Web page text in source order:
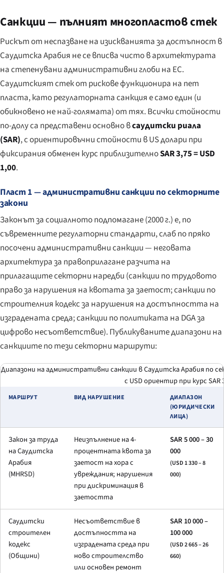
Санкции — пълният многопластов стек
Рискът от неспазване на изискванията за достъпност в
Саудитска Арабия не се вписва чисто в архитектурата
на степенувани административни глоби на ЕС.
Саудитският стек от рискове функционира на пет
пласта, като регулаторната санкция е само един (и
обикновено не най-голямата) от тях. Всички стойности
по-долу са представени основно всаудитски риала
(SAR), с ориентировъчни стойности в US долари при
фиксирания обменен курс приблизителноSAR 3,75 = USD
1,00.
Пласт 1 — административни санкции по секторните
закони
Законът за социалното подпомагане (2000 г.) е, по
съвременните регулаторни стандарти, слаб по пряко
посочени административни санкции — неговата
архитектура за правоприлагане разчита на
прилагащите секторни наредби (санкции по трудовото
право за нарушения на квотата за заетост; санкции по
строителния кодекс за нарушения на достъпността на
изградената среда; санкции по политиката на DGA за
цифрово несъответствие). Публикуваните диапазони на
санкциите по тези секторни маршрути:
Диапазони на административни санкции в Саудитска Арабия по
с USD ориентир при курс SAR
МАРШРУТ ВИД НАРУШЕНИЕ
ДИАПАЗОН
(ЮРИДИЧЕСКИ
ЛИЦА)
Закон за труда
на Саудитска
Арабия
(MHRSD)
Неизпълнение на 4-
процентната квота за
заетост на хора с
увреждания; нарушения
при дискриминация в
заетостта
SAR 5 000 – 30
000
(USD 1 330 – 8
000)
Саудитски
строителен
кодекс
(Общини)
Несъответствие в
достъпността на
изградената среда при
ново строителство
или основен ремонт
SAR 10 000 –
100 000
(USD 2 665 – 26
660)